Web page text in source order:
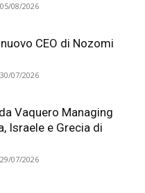
05/08/2026
CEO di Nozomi
30/07/2026
Vaquero Managing
Israele e Grecia di
29/07/2026